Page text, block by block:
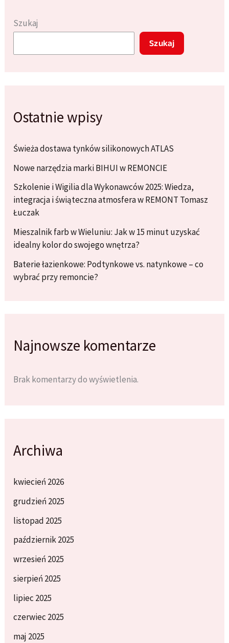
wpływ
na
Szukaj
Szukaj
Ostatnie wpisy
Świeża dostawa tynków silikonowych ATLAS
Nowe narzędzia marki BIHUI w REMONCIE
Szkolenie i Wigilia dla Wykonawców 2025: Wiedza,
integracja i świąteczna atmosfera w REMONT Tomasz
Łuczak
Mieszalnik farb w Wieluniu: Jak w 15 minut uzyskać
idealny kolor do swojego wnętrza?
Baterie łazienkowe: Podtynkowe vs. natynkowe – co
wybrać przy remoncie?
Najnowsze komentarze
Brak komentarzy do wyświetlenia.
Archiwa
kwiecień 2026
grudzień 2025
listopad 2025
październik 2025
wrzesień 2025
sierpień 2025
lipiec 2025
czerwiec 2025
maj 2025